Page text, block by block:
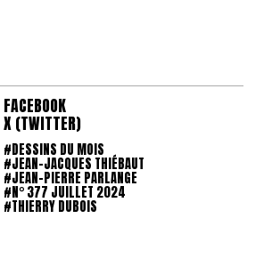
FACEBOOK
X (TWITTER)
#DESSINS DU MOIS
#JEAN-JACQUES THIÉBAUT
#JEAN-PIERRE PARLANGE
#N° 377 JUILLET 2024
#THIERRY DUBOIS